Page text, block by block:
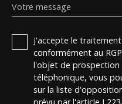
Votre message
J'accepte le
conformément au
l'objet de prospection
téléphonique, vous
sur la liste